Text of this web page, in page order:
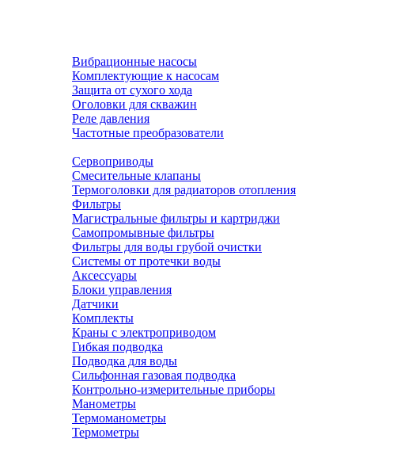
Вибрационные насосы
Комплектующие к насосам
Защита от сухого хода
Оголовки для скважин
Реле давления
Частотные преобразователи
Сервоприводы
Смесительные клапаны
Термоголовки для радиаторов отопления
Фильтры
Магистральные фильтры и картриджи
Самопромывные фильтры
Фильтры для воды грубой очистки
Системы от протечки воды
Аксессуары
Блоки управления
Датчики
Комплекты
Краны с электроприводом
Гибкая подводка
Подводка для воды
Сильфонная газовая подводка
Контрольно-измерительные приборы
Манометры
Термоманометры
Термометры